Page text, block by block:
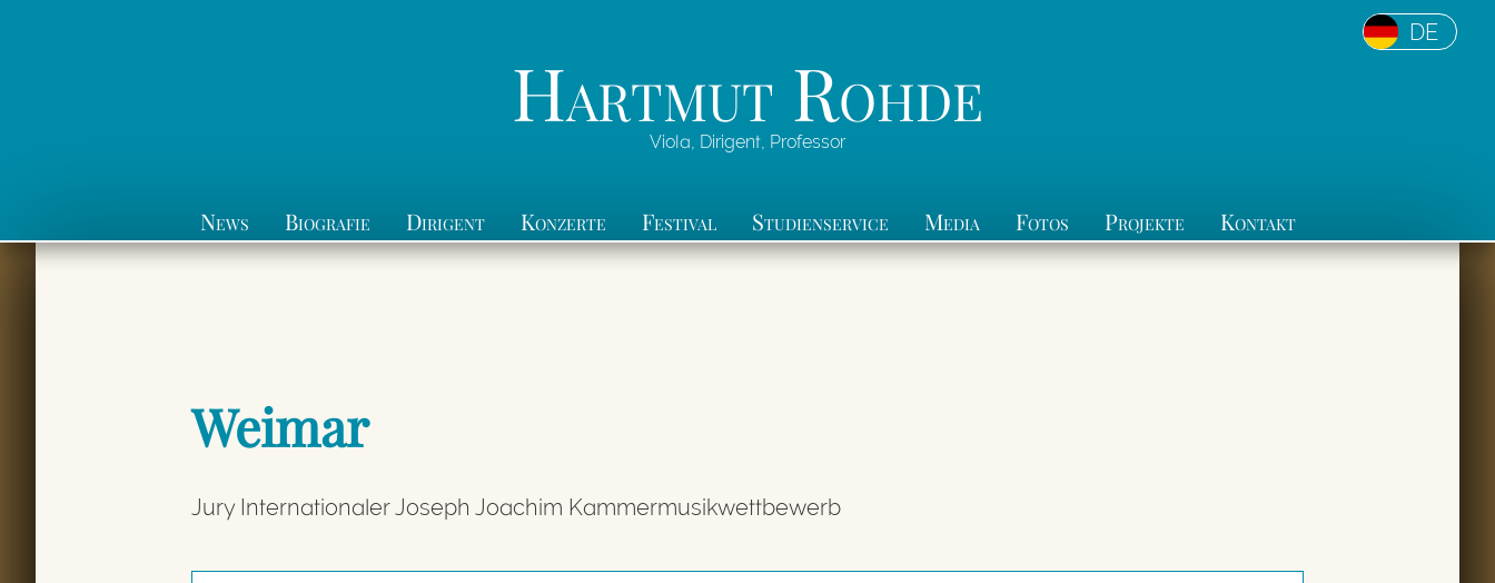
Hartmut Rohde
Viola, Dirigent, Professor
News Biografie Dirigent Konzerte Festival Studienservice Media Fotos Projekte Kontakt
DE
Weimar
Jury Internationaler Joseph Joachim Kammermusikwettbewerb